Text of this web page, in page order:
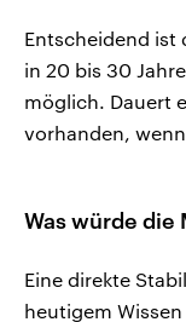
Entscheidend ist
in 20 bis 30
möglich. Dauert
vorhanden,
Was würde
Eine direkte
heutigem